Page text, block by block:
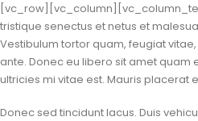
tristique senectus et netus et
Vestibulum tortor quam, feugiat
ante. Donec eu libero sit amet quam
ultricies mi vitae est. Mauris placerat
Donec sed tincidunt lacus. Duis